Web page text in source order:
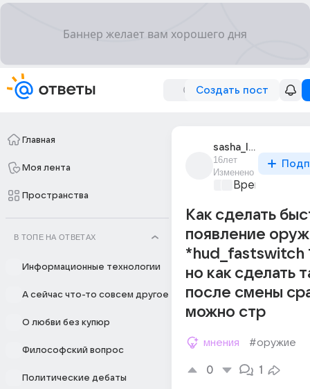
Создать пост
Главная
Моя лента
Пространства
В ТОПЕ НА ОТВЕТАХ
Информационные технологии
А сейчас что-то совсем другое
О любви без купюр
Философский вопрос
Политические дебаты
sasha_l_21
16лет
Изменено
Время игр
Как сделать
появление
*hud_fastswitch
но как сделать
после смены
можно стр
мнения #оружие
0 1